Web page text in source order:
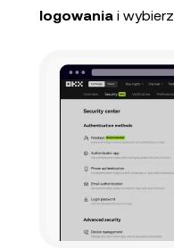
logowania i wybierz